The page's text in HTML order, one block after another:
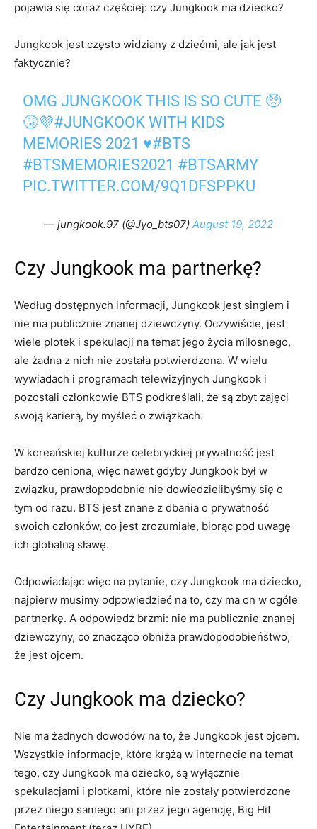
pojawia się coraz częściej: czy Jungkook ma dziecko?
Jungkook jest często widziany z dziećmi, ale jak jest
faktycznie?
OMG JUNGKOOK THIS IS SO CUTE 🥺
🤧💜#JUNGKOOK WITH KIDS
MEMORIES 2021 ♥#BTS
#BTSMEMORIES2021 #BTSARMY
PIC.TWITTER.COM/9Q1DFSPPKU
— jungkook.97 (@Jyo_bts07) August 19, 2022
Czy Jungkook ma partnerkę?
Według dostępnych informacji, Jungkook jest singlem i
nie ma publicznie znanej dziewczyny. Oczywiście, jest
wiele plotek i spekulacji na temat jego życia miłosnego,
ale żadna z nich nie została potwierdzona. W wielu
wywiadach i programach telewizyjnych Jungkook i
pozostali członkowie BTS podkreślali, że są zbyt zajęci
swoją karierą, by myśleć o związkach.
W koreańskiej kulturze celebryckiej prywatność jest
bardzo ceniona, więc nawet gdyby Jungkook był w
związku, prawdopodobnie nie dowiedzielibyśmy się o
tym od razu. BTS jest znane z dbania o prywatność
swoich członków, co jest zrozumiałe, biorąc pod uwagę
ich globalną sławę.
Odpowiadając więc na pytanie, czy Jungkook ma dziecko,
najpierw musimy odpowiedzieć na to, czy ma on w ogóle
partnerkę. A odpowiedź brzmi: nie ma publicznie znanej
dziewczyny, co znacząco obniża prawdopodobieństwo,
że jest ojcem.
Czy Jungkook ma dziecko?
Nie ma żadnych dowodów na to, że Jungkook jest ojcem.
Wszystkie informacje, które krążą w internecie na temat
tego, czy Jungkook ma dziecko, są wyłącznie
spekulacjami i plotkami, które nie zostały potwierdzone
przez niego samego ani przez jego agencję, Big Hit